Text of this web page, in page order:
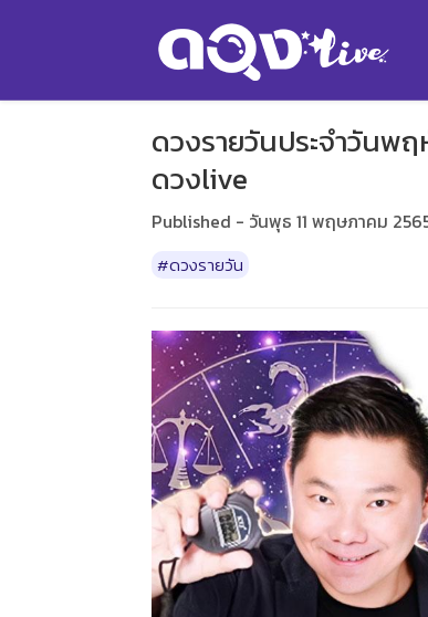
ดวงรายวันประจำวันพ
ดวงlive
Published - วันพุธ 11 พฤษภาคม
#ดวงรายวัน